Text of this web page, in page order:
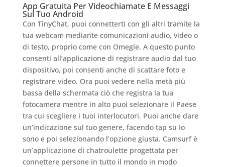
App Gratuita Per Videochiamate E Messaggi
Sul Tuo Android
Con TinyChat, puoi connetterti con gli altri tramite la
tua webcam mediante comunicazioni audio, video o
di testo, proprio come con Omegle. A questo punto
consenti all’applicazione di registrare audio dal tuo
dispositivo, poi consenti anche di scattare foto e
registrare video. Ora puoi vedere nella metà più
bassa della schermata ciò che registra la tua
fotocamera mentre in alto puoi selezionare il Paese
tra cui scegliere i tuoi interlocutori. Puoi anche dare
un’indicazione sul tuo genere, facendo tap su Io
sono e poi selezionando l’opzione giusta. Camsurf è
un’applicazione di chatroulette progettata per
connettere persone in tutto il mondo in modo